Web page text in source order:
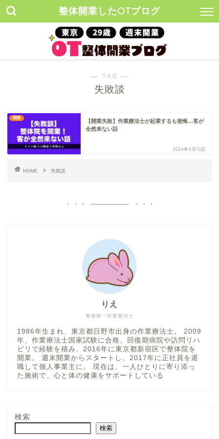
整体開業したOTブログ
― TAG ―
失敗談
開業
【開業失敗】作業療法士が起業するも後悔…客が
全然来ない話
2024年4月12日
HOME 失敗談
整体師・作業療法士
りえ
1986年生まれ、東京都日野市出身の作業療法士。 2009
年、作業療法士国家試験に合格。回復期病院や訪問リハ
ビリで経験を積み、2016年に東京都新宿区で整体院を
開業。 週末開業からスタートし、2017年に正社員を退
職して個人事業主に。 現在は、一人ひとりに寄り添っ
た施術で、心と体の健康をサポートしている
検索
検索